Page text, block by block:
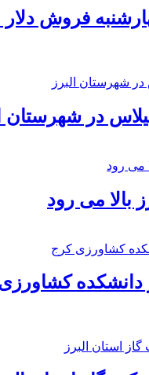
فروش دلار 11 400
در شهرستان
بالا می رود